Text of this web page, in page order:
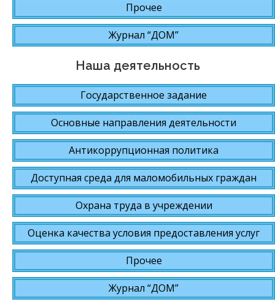
Прочее
Журнал “ДОМ”
Наша деятельность
Государственное задание
Основные направления деятельности
Антикоррупционная политика
Доступная среда для маломобильных граждан
Охрана труда в учреждении
Оценка качества условия предоставления услуг
Прочее
Журнал “ДОМ”